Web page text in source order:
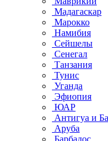
Мадагаскар
Марокко
Намибия
Сейшелы
Сенегал
Танзания
Тунис
Уганда
Эфиопия
ЮАР
Антигуа и
Аруба
Барбадос